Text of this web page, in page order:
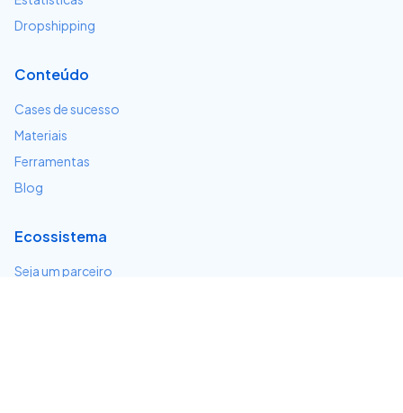
Dropshipping
Conteúdo
Cases de sucesso
Materiais
Ferramentas
Blog
Ecossistema
Seja um parceiro